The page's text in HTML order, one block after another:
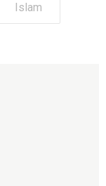
Islam